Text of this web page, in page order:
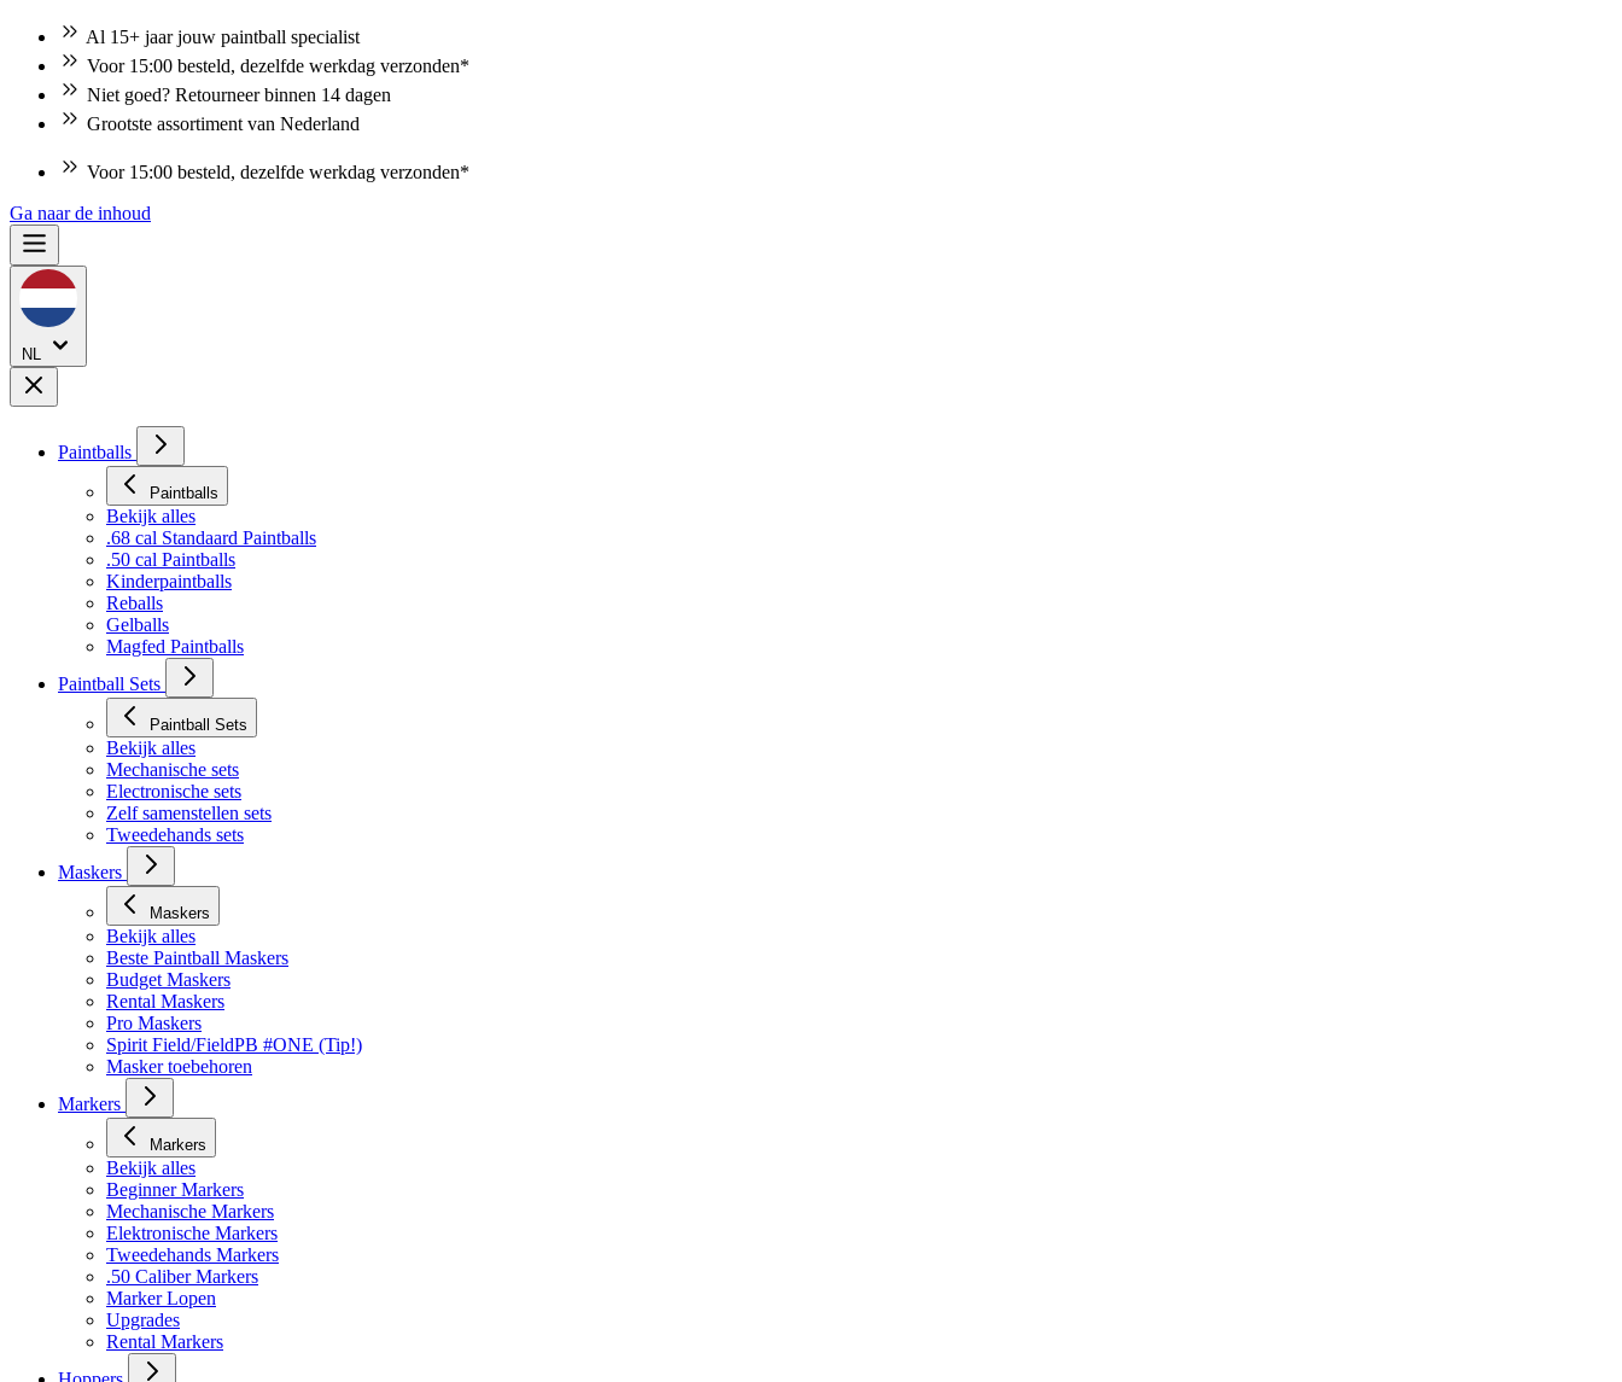
Al 15+ jaar jouw paintball specialist
Voor 15:00 besteld, dezelfde werkdag verzonden*
Niet goed? Retourneer binnen 14 dagen
Grootste assortiment van Nederland
Voor 15:00 besteld, dezelfde werkdag verzonden*
Ga naar de inhoud
NL
Paintballs
Paintballs
Bekijk alles
.68 cal Standaard Paintballs
.50 cal Paintballs
Kinderpaintballs
Reballs
Gelballs
Magfed Paintballs
Paintball Sets
Paintball Sets
Bekijk alles
Mechanische sets
Electronische sets
Zelf samenstellen sets
Tweedehands sets
Maskers
Maskers
Bekijk alles
Beste Paintball Maskers
Budget Maskers
Rental Maskers
Pro Maskers
Spirit Field/FieldPB #ONE (Tip!)
Masker toebehoren
Markers
Markers
Bekijk alles
Beginner Markers
Mechanische Markers
Elektronische Markers
Tweedehands Markers
.50 Caliber Markers
Marker Lopen
Upgrades
Rental Markers